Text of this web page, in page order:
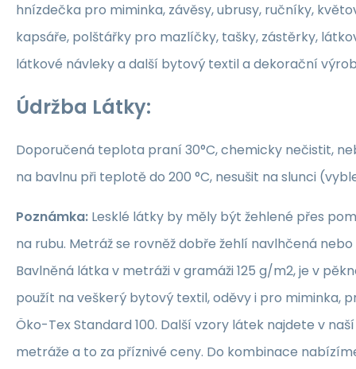
hnízdečka pro miminka, závěsy, ubrusy, ručníky,
kapsáře, polštářky pro mazlíčky, tašky, zástěrky,
látkové návleky a další bytový textil a dekorační
Údržba Látky:
Doporučená teplota praní 30°C, chemicky nečistit,
na bavlnu při teplotě do 200 °C, nesušit na slunci
Poznámka: Lesklé látky by měly být žehlené přes
na rubu. Metráž se rovněž dobře žehlí navlhčená
Bavlněná látka v metráži v gramáži 125 g/m2, je v
použít na veškerý bytový textil, oděvy i pro miminka,
Öko-Tex Standard 100. Další vzory látek najdete v
metráže a to za příznivé ceny. Do kombinace